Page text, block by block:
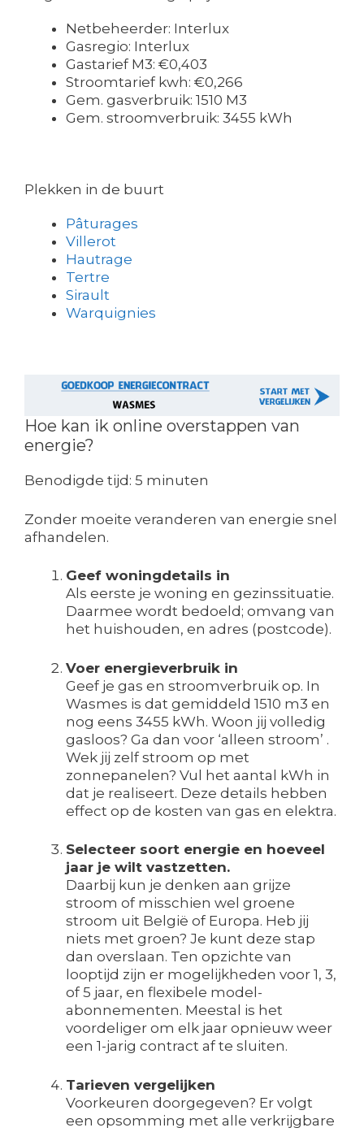
Netbeheerder: Interlux
Gasregio: Interlux
Gastarief M3: €0,403
Stroomtarief kwh: €0,266
Gem. gasverbruik: 1510 M3
Gem. stroomverbruik: 3455 kWh
Plekken in de buurt
Pâturages
Villerot
Hautrage
Tertre
Sirault
Warquignies
Hoe kan ik online overstappen van
energie?
Benodigde tijd: 5 minuten
Zonder moeite veranderen van energie snel
afhandelen.
Geef woningdetails in
Als eerste je woning en gezinssituatie.
Daarmee wordt bedoeld; omvang van
het huishouden, en adres (postcode).
Voer energieverbruik in
Geef je gas en stroomverbruik op. In
Wasmes is dat gemiddeld 1510 m3 en
nog eens 3455 kWh. Woon jij volledig
gasloos? Ga dan voor ‘alleen stroom’ .
Wek jij zelf stroom op met
zonnepanelen? Vul het aantal kWh in
dat je realiseert. Deze details hebben
effect op de kosten van gas en elektra.
Selecteer soort energie en hoeveel
jaar je wilt vastzetten.
Daarbij kun je denken aan grijze
stroom of misschien wel groene
stroom uit België of Europa. Heb jij
niets met groen? Je kunt deze stap
dan overslaan. Ten opzichte van
looptijd zijn er mogelijkheden voor 1, 3,
of 5 jaar, en flexibele model-
abonnementen. Meestal is het
voordeliger om elk jaar opnieuw weer
een 1-jarig contract af te sluiten.
Tarieven vergelijken
Voorkeuren doorgegeven? Er volgt
een opsomming met alle verkrijgbare